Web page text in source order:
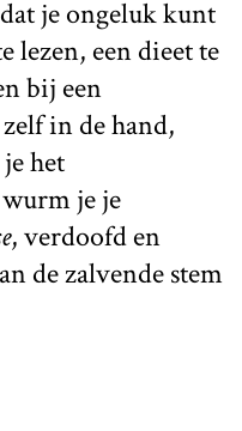
je ongeluk kunt
lezen, een dieet te
bij een
in de hand,
het
je je
, verdoofd en
de zalvende stem